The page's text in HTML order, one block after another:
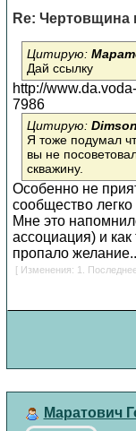
Re: Чертовщина
Цитирую:
Дай ссылку
http://
7986
Цитирую:
Я тоже подумал
вы не
скважину.
Особенно не
сообщество легко
Мне это
ассоциация) и
пропало
[ Изменения: 1.
Маратович